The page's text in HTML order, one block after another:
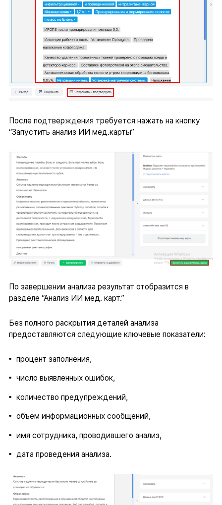
После подтверждения требуется нажать на кнопку
“Запустить анализ ИИ мед.карты”
По завершении анализа результат отобразится в
разделе “Анализ ИИ мед. карт.”
Без полного раскрытия деталей анализа
предоставляются следующие ключевые показатели:
процент заполнения,
число выявленных ошибок,
количество предупреждений,
объем информационных сообщений,
имя сотрудника, проводившего анализ,
дата проведения анализа.